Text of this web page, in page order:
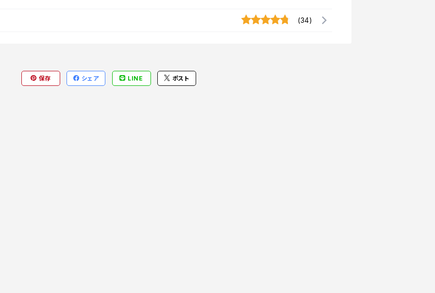
(34)
保存 シェア LINE ポスト